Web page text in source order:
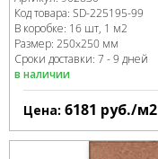
Код товара: SD-225195-99
В коробке: 16 шт, 1 м2
Размер: 250x250 мм
Сроки доставки: 7 - 9 дней
в наличии
Цена: 6181 руб./м2